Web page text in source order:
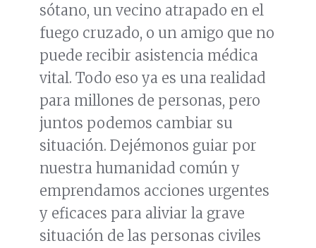
sótano, un vecino atrapado en el
fuego cruzado, o un amigo que no
puede recibir asistencia médica
vital. Todo eso ya es una realidad
para millones de personas, pero
juntos podemos cambiar su
situación. Dejémonos guiar por
nuestra humanidad común y
emprendamos acciones urgentes
y eficaces para aliviar la grave
situación de las personas civiles